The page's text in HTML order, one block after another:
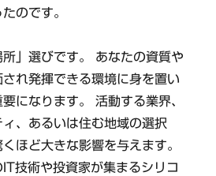
のです。
」選びです。 あなたの資質や
れ発揮できる環境に身を置い
になります。 活動する業界、
、あるいは住む地域の選択
ほど大きな影響を与えます。
技術や投資家が集まるシリコ